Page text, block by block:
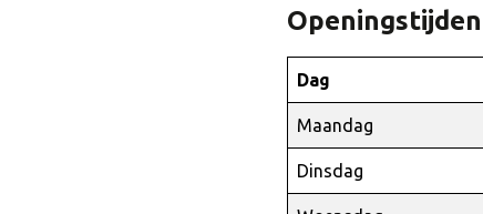
Dag
Maandag
Dinsdag